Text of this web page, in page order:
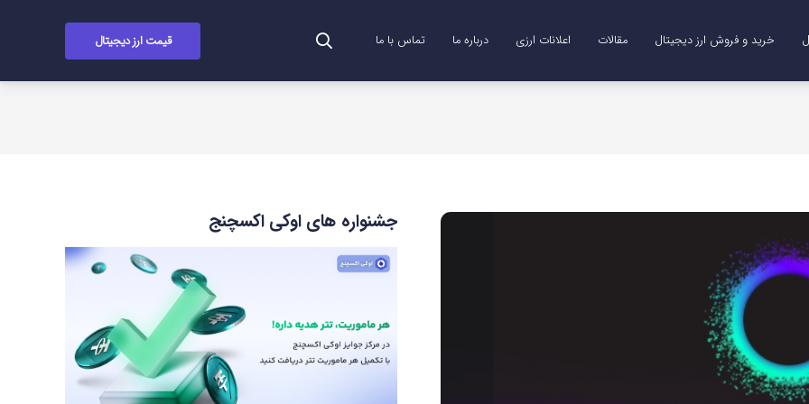
خرید و فروش ارز دیجیتال مقالات اعلانات ارزی درباره ما تماس با ما قیمت ارز دیجیتال
جشنواره های اوکی اکسچنج